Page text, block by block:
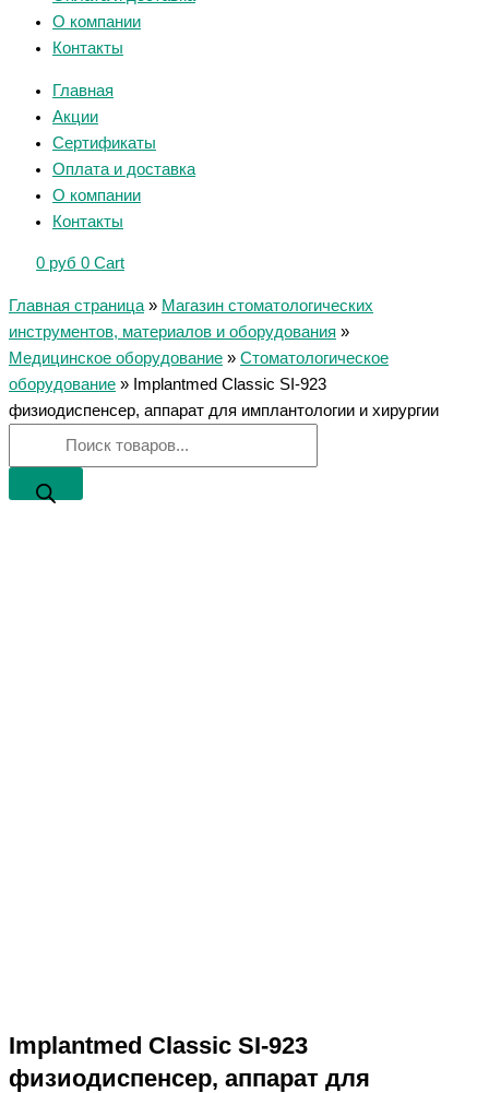
О компании
Контакты
Главная
Акции
Сертификаты
Оплата и доставка
О компании
Контакты
0 руб 0 Cart
Главная страница » Магазин стоматологических
инструментов, материалов и оборудования »
Медицинское оборудование » Стоматологическое
оборудование » Implantmed Classic SI-923
физиодиспенсер, аппарат для имплантологии и хирургии
Implantmed Classic SI-923
физиодиспенсер, аппарат для